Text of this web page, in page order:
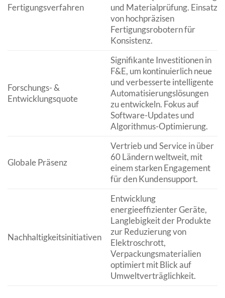
Fertigungsverfahren
und Materialprüfung. Einsatz
von hochpräzisen
Fertigungsrobotern für
Konsistenz.
Forschungs- &
Entwicklungsquote
Signifikante Investitionen in
F&E, um kontinuierlich neue
und verbesserte intelligente
Automatisierungslösungen
zu entwickeln. Fokus auf
Software-Updates und
Algorithmus-Optimierung.
Globale Präsenz
Vertrieb und Service in über
60 Ländern weltweit, mit
einem starken Engagement
für den Kundensupport.
Nachhaltigkeitsinitiativen
Entwicklung
energieeffizienter Geräte,
Langlebigkeit der Produkte
zur Reduzierung von
Elektroschrott,
Verpackungsmaterialien
optimiert mit Blick auf
Umweltverträglichkeit.